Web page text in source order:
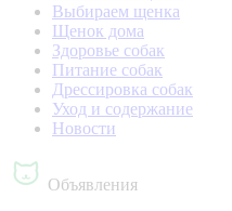
Выбираем щенка
Щенок дома
Здоровье собак
Питание собак
Дрессировка собак
Уход и содержание
Новости
Объявления